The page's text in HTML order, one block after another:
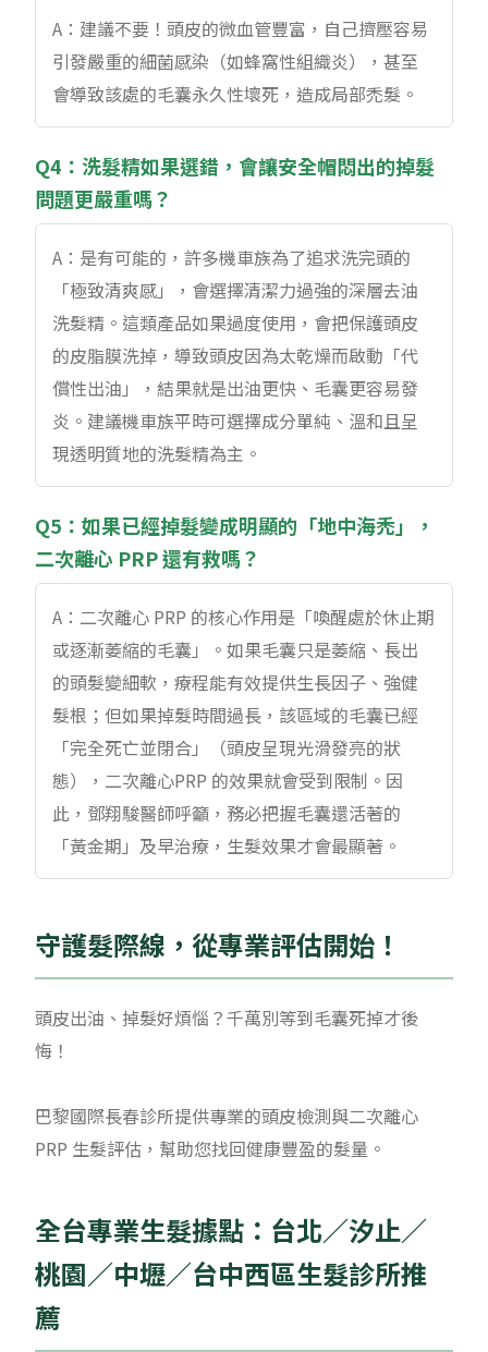
A：建議不要！頭皮的微血管豐富，自己擠壓容易
引發嚴重的細菌感染（如蜂窩性組織炎），甚至
會導致該處的毛囊永久性壞死，造成局部禿髮。
Q4：洗髮精如果選錯，會讓安全帽悶出的掉髮
問題更嚴重嗎？
A：是有可能的，許多機車族為了追求洗完頭的
「極致清爽感」，會選擇清潔力過強的深層去油
洗髮精。這類產品如果過度使用，會把保護頭皮
的皮脂膜洗掉，導致頭皮因為太乾燥而啟動「代
償性出油」，結果就是出油更快、毛囊更容易發
炎。建議機車族平時可選擇成分單純、溫和且呈
現透明質地的洗髮精為主。
Q5：如果已經掉髮變成明顯的「地中海禿」，
二次離心 PRP 還有救嗎？
A：二次離心 PRP 的核心作用是「喚醒處於休止期
或逐漸萎縮的毛囊」。如果毛囊只是萎縮、長出
的頭髮變細軟，療程能有效提供生長因子、強健
髮根；但如果掉髮時間過長，該區域的毛囊已經
「完全死亡並閉合」（頭皮呈現光滑發亮的狀
態），二次離心PRP 的效果就會受到限制。因
此，鄧翔駿醫師呼籲，務必把握毛囊還活著的
「黃金期」及早治療，生髮效果才會最顯著。
守護髮際線，從專業評估開始！
頭皮出油、掉髮好煩惱？千萬別等到毛囊死掉才後
悔！
巴黎國際長春診所提供專業的頭皮檢測與二次離心
PRP 生髮評估，幫助您找回健康豐盈的髮量。
全台專業生髮據點：台北／汐止／
桃園／中壢／台中西區生髮診所推
薦